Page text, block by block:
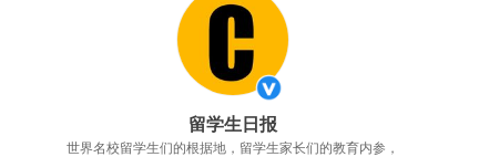
留学生日报
世界名校留学生们的根据地，留学生家长们的教育内参，